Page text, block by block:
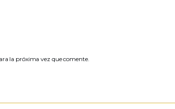
la próxima vez que comente.